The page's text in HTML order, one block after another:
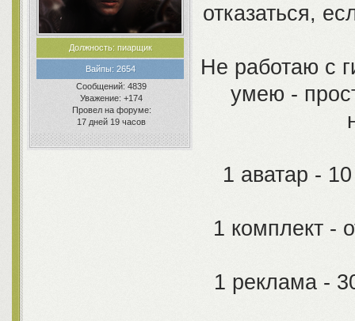
Должность:пиарщик
Вайпы:2654
Сообщений: 4839
Уважение: +174
Провел на форуме:
17 дней 19 часов
отказаться,
Не работаю с
умею -
1 аватар -
1 комплект -
1 реклама -